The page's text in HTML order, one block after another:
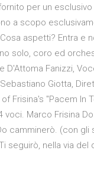
per un
a scopo
aspetti? Entra e
solo, coro ed
Fanizzi,
Sebastiano Giotta,
Frisina's "Pacem
Marco Frisina
camminerò. (con
seguirò, nella via